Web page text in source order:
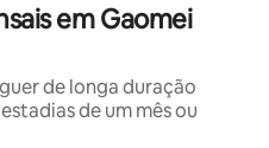
em Gaomei
de longa duração
de um mês ou